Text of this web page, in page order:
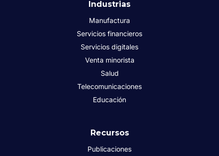
Industrias
Manufactura
Servicios financieros
Servicios digitales
Venta minorista
Salud
Telecomunicaciones
Educación
Recursos
Publicaciones